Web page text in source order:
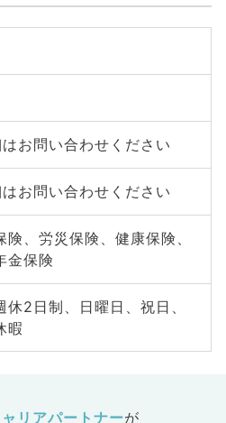
お問い合わせください
お問い合わせください
険、労災保険、健康保険、
金保険
休2日制、日曜日、祝日、
暇
リアパートナーが